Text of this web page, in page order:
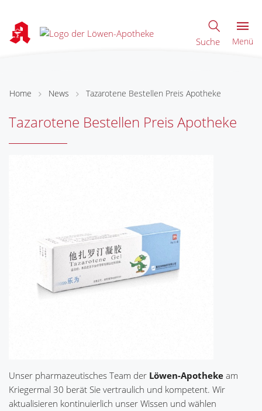
Suche Menü
Home News Tazarotene Bestellen Preis Apotheke
Tazarotene Bestellen Preis Apotheke
Unser pharmazeutisches Team der Löwen-Apotheke am
Kriegermal 30 berät Sie vertraulich und kompetent. Wir
aktualisieren kontinuierlich unser Wissen und wählen